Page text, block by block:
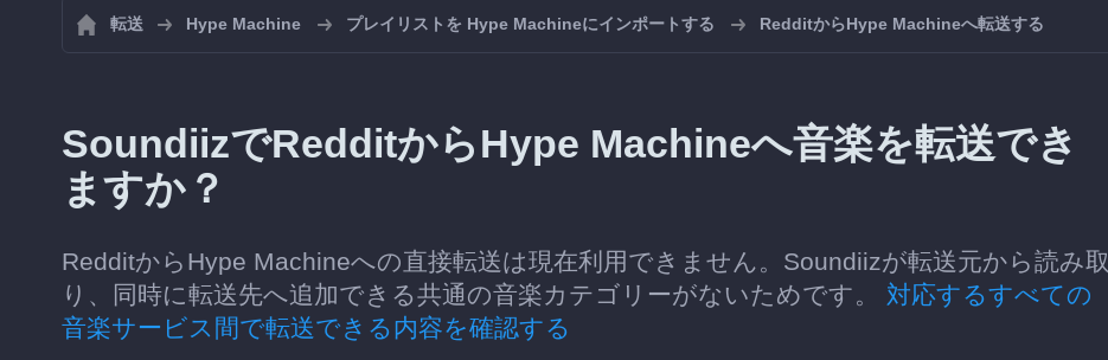
転送 Hype Machine プレイリストを Hype Machineにインポートする RedditからHype Machineへ転送する
SoundiizでRedditからHype Machineへ音楽を転送でき
ますか？
RedditからHype Machineへの直接転送は現在利用できません。Soundiizが転送元から読み取
り、同時に転送先へ追加できる共通の音楽カテゴリーがないためです。 対応するすべての
音楽サービス間で転送できる内容を確認する